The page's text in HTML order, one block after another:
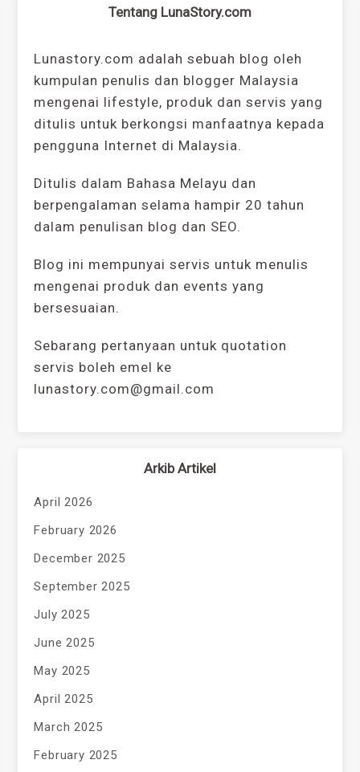
Tentang LunaStory.com
Lunastory.com adalah sebuah blog oleh
kumpulan penulis dan blogger Malaysia
mengenai lifestyle, produk dan servis yang
ditulis untuk berkongsi manfaatnya kepada
pengguna Internet di Malaysia.
Ditulis dalam Bahasa Melayu dan
berpengalaman selama hampir 20 tahun
dalam penulisan blog dan SEO.
Blog ini mempunyai servis untuk menulis
mengenai produk dan events yang
bersesuaian.
Sebarang pertanyaan untuk quotation
servis boleh emel ke
lunastory.com@gmail.com
Arkib Artikel
April 2026
February 2026
December 2025
September 2025
July 2025
June 2025
May 2025
April 2025
March 2025
February 2025